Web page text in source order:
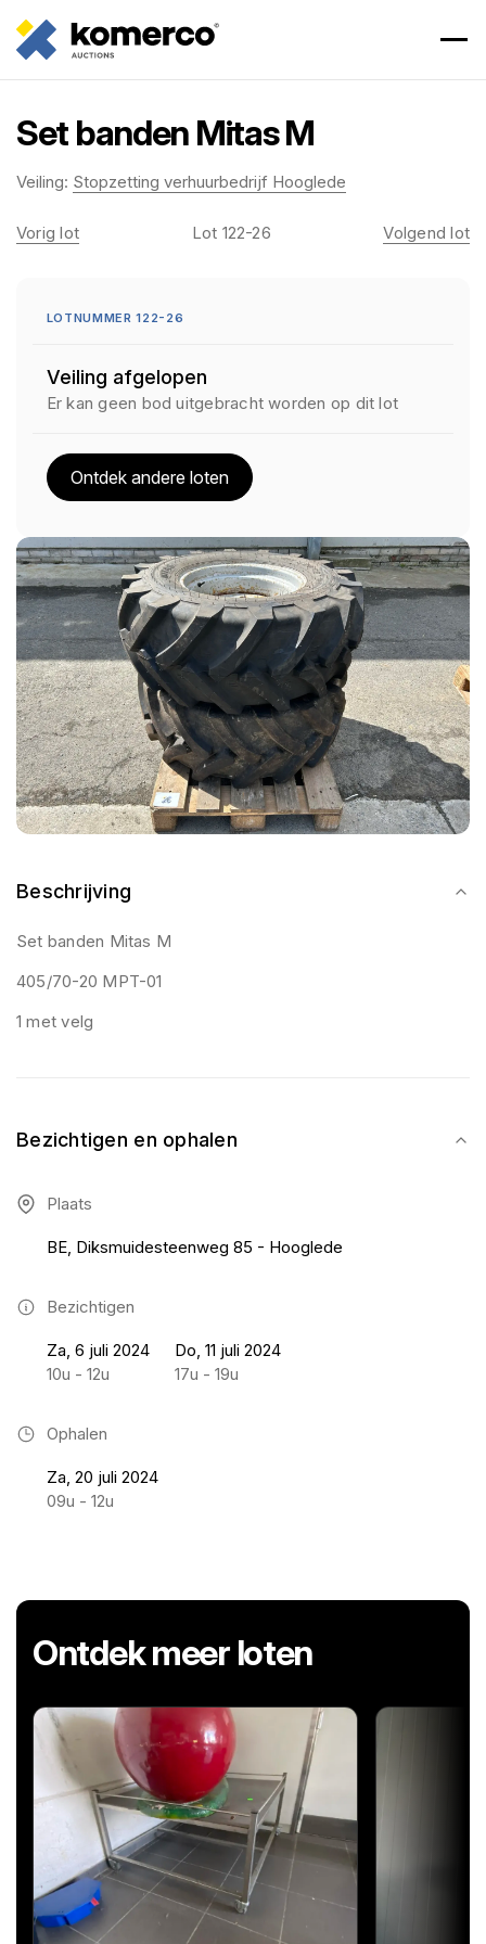
Set banden Mitas M
Veiling: Stopzetting verhuurbedrijf Hooglede
Beschrijving
Set banden Mitas M
405/70-20 MPT-01
1 met velg
Bezichtigen en ophalen
Plaats
BE, Diksmuidesteenweg 85 - Hooglede
Bezichtigen
Za, 6 juli 2024
10u - 12u
Do, 11 juli 2024
17u - 19u
Ophalen
Za, 20 juli 2024
09u - 12u
Vorig lot Lot 122-26 Volgend lot
LOTNUMMER 122-26
Veiling afgelopen
Er kan geen bod uitgebracht worden op dit lot
Ontdek andere loten
Ontdek meer loten